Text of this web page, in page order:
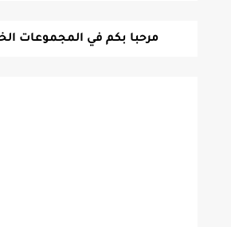
مرحبا بكم في المجموعات